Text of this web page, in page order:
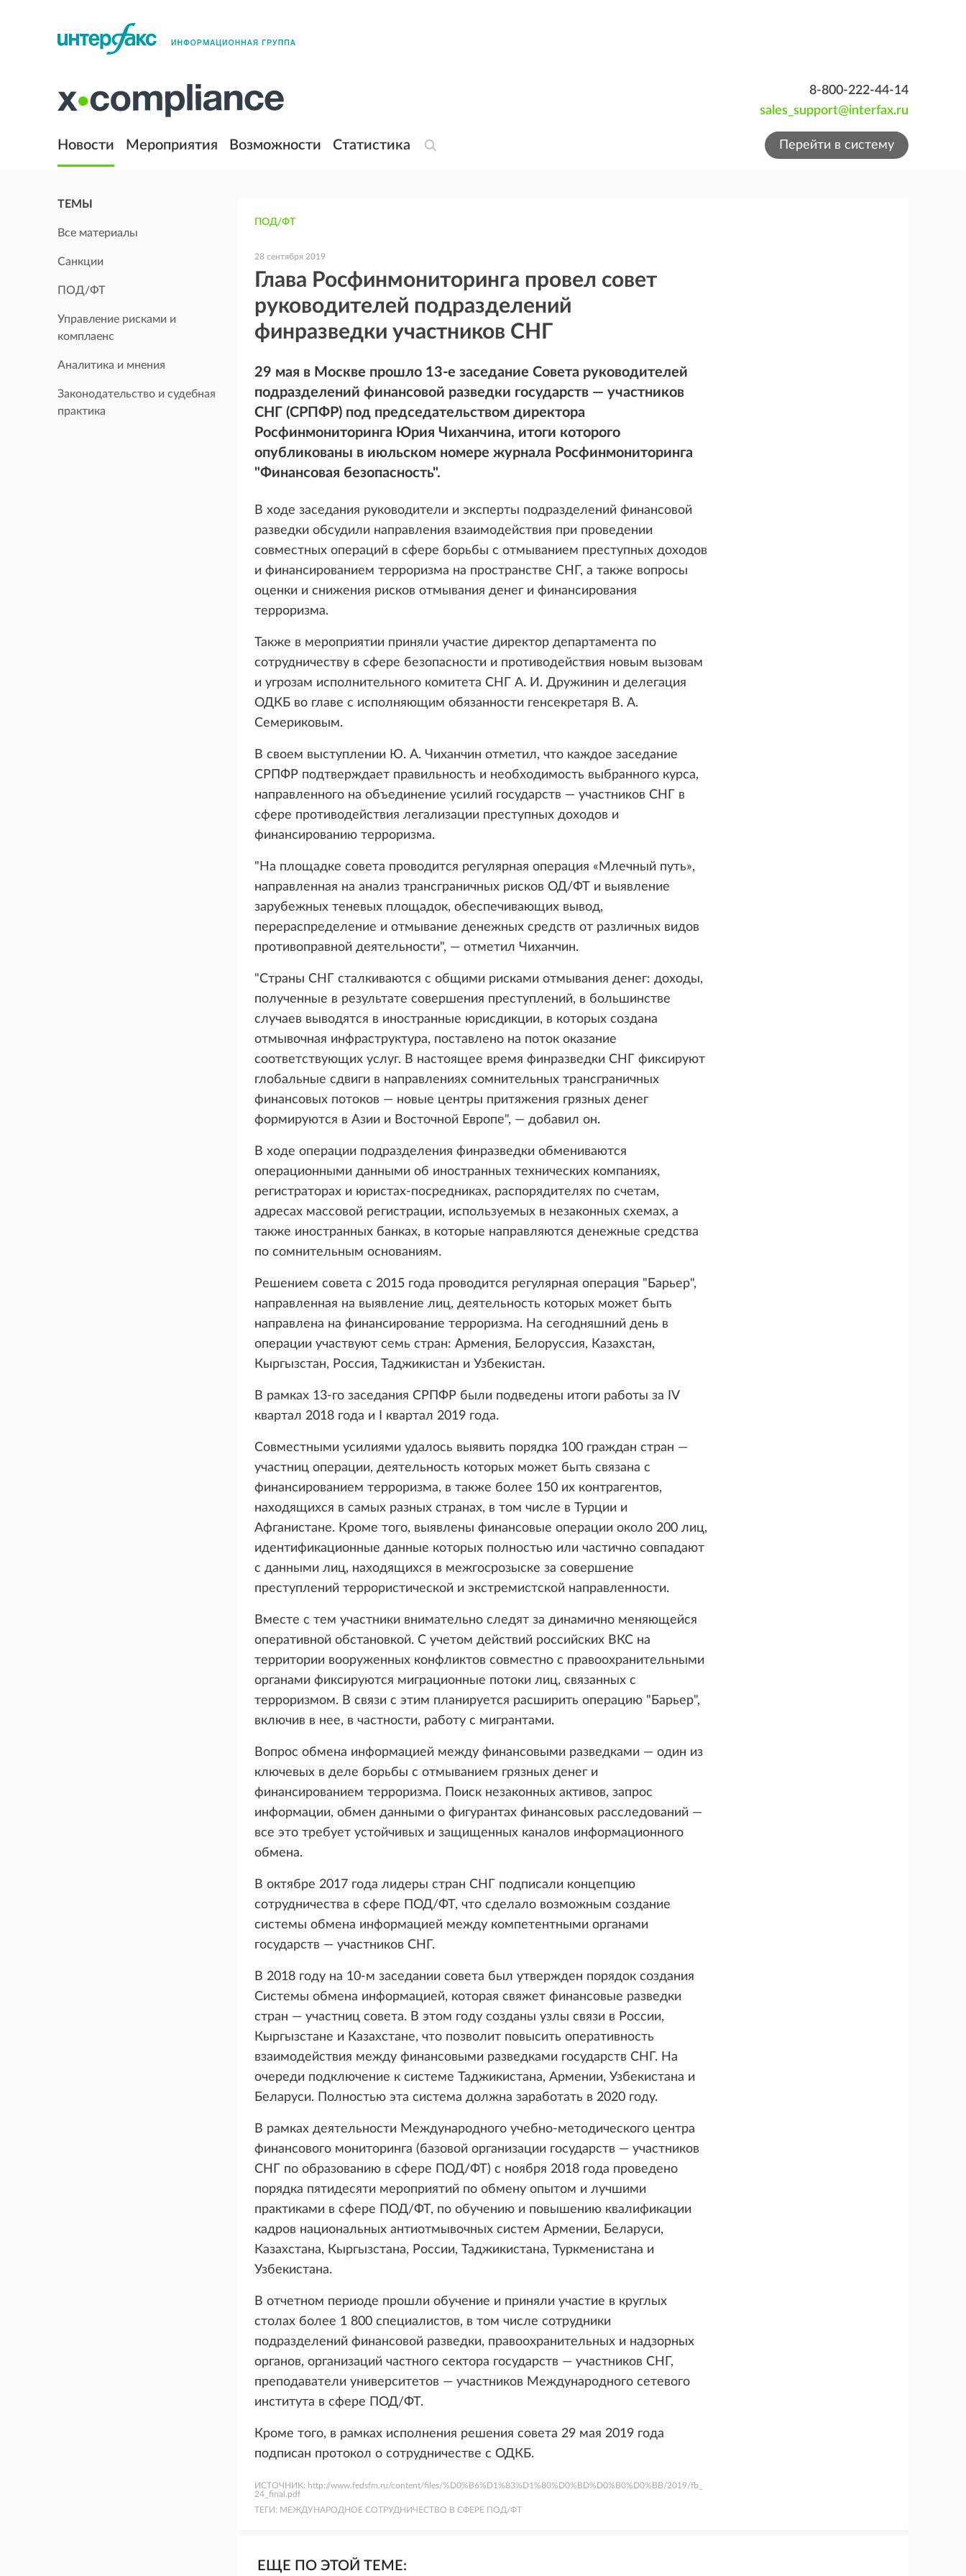
8-800-222-44-14
sales_support@interfax.ru
Новости Мероприятия Возможности Статистика Перейти в систему
ТЕМЫ
Все материалы
Санкции
ПОД/ФТ
Управление рисками и
комплаенс
Аналитика и мнения
Законодательство и судебная
практика
ПОД/ФТ
28 сентября 2019
Глава Росфинмониторинга провел совет
руководителей подразделений
финразведки участников СНГ
29 мая в Москве прошло 13-е заседание Совета руководителей
подразделений финансовой разведки государств — участников
СНГ (СРПФР) под председательством директора
Росфинмониторинга Юрия Чиханчина, итоги которого
опубликованы в июльском номере журнала Росфинмониторинга
"Финансовая безопасность".
В ходе заседания руководители и эксперты подразделений финансовой
разведки обсудили направления взаимодействия при проведении
совместных операций в сфере борьбы с отмыванием преступных доходов
и финансированием терроризма на пространстве СНГ, а также вопросы
оценки и снижения рисков отмывания денег и финансирования
терроризма.
Также в мероприятии приняли участие директор департамента по
сотрудничеству в сфере безопасности и противодействия новым вызовам
и угрозам исполнительного комитета СНГ А. И. Дружинин и делегация
ОДКБ во главе с исполняющим обязанности генсекретаря В. А.
Семериковым.
В своем выступлении Ю. А. Чиханчин отметил, что каждое заседание
СРПФР подтверждает правильность и необходимость выбранного курса,
направленного на объединение усилий государств — участников СНГ в
сфере противодействия легализации преступных доходов и
финансированию терроризма.
"На площадке совета проводится регулярная операция «Млечный путь»,
направленная на анализ трансграничных рисков ОД/ФТ и выявление
зарубежных теневых площадок, обеспечивающих вывод,
перераспределение и отмывание денежных средств от различных видов
противоправной деятельности", — отметил Чиханчин.
"Страны СНГ сталкиваются с общими рисками отмывания денег: доходы,
полученные в результате совершения преступлений, в большинстве
случаев выводятся в иностранные юрисдикции, в которых создана
отмывочная инфраструктура, поставлено на поток оказание
соответствующих услуг. В настоящее время финразведки СНГ фиксируют
глобальные сдвиги в направлениях сомнительных трансграничных
финансовых потоков — новые центры притяжения грязных денег
формируются в Азии и Восточной Европе", — добавил он.
В ходе операции подразделения финразведки обмениваются
операционными данными об иностранных технических компаниях,
регистраторах и юристах-посредниках, распорядителях по счетам,
адресах массовой регистрации, используемых в незаконных схемах, а
также иностранных банках, в которые направляются денежные средства
по сомнительным основаниям.
Решением совета с 2015 года проводится регулярная операция "Барьер",
направленная на выявление лиц, деятельность которых может быть
направлена на финансирование терроризма. На сегодняшний день в
операции участвуют семь стран: Армения, Белоруссия, Казахстан,
Кыргызстан, Россия, Таджикистан и Узбекистан.
В рамках 13-го заседания СРПФР были подведены итоги работы за IV
квартал 2018 года и I квартал 2019 года.
Совместными усилиями удалось выявить порядка 100 граждан стран —
участниц операции, деятельность которых может быть связана с
финансированием терроризма, в также более 150 их контрагентов,
находящихся в самых разных странах, в том числе в Турции и
Афганистане. Кроме того, выявлены финансовые операции около 200 лиц,
идентификационные данные которых полностью или частично совпадают
с данными лиц, находящихся в межгосрозыске за совершение
преступлений террористической и экстремистской направленности.
Вместе с тем участники внимательно следят за динамично меняющейся
оперативной обстановкой. С учетом действий российских ВКС на
территории вооруженных конфликтов совместно с правоохранительными
органами фиксируются миграционные потоки лиц, связанных с
терроризмом. В связи с этим планируется расширить операцию "Барьер",
включив в нее, в частности, работу с мигрантами.
Вопрос обмена информацией между финансовыми разведками — один из
ключевых в деле борьбы с отмыванием грязных денег и
финансированием терроризма. Поиск незаконных активов, запрос
информации, обмен данными о фигурантах финансовых расследований —
все это требует устойчивых и защищенных каналов информационного
обмена.
В октябре 2017 года лидеры стран СНГ подписали концепцию
сотрудничества в сфере ПОД/ФТ, что сделало возможным создание
системы обмена информацией между компетентными органами
государств — участников СНГ.
В 2018 году на 10-м заседании совета был утвержден порядок создания
Системы обмена информацией, которая свяжет финансовые разведки
стран — участниц совета. В этом году созданы узлы связи в России,
Кыргызстане и Казахстане, что позволит повысить оперативность
взаимодействия между финансовыми разведками государств СНГ. На
очереди подключение к системе Таджикистана, Армении, Узбекистана и
Беларуси. Полностью эта система должна заработать в 2020 году.
В рамках деятельности Международного учебно-методического центра
финансового мониторинга (базовой организации государств — участников
СНГ по образованию в сфере ПОД/ФТ) с ноября 2018 года проведено
порядка пятидесяти мероприятий по обмену опытом и лучшими
практиками в сфере ПОД/ФТ, по обучению и повышению квалификации
кадров национальных антиотмывочных систем Армении, Беларуси,
Казахстана, Кыргызстана, России, Таджикистана, Туркменистана и
Узбекистана.
В отчетном периоде прошли обучение и приняли участие в круглых
столах более 1 800 специалистов, в том числе сотрудники
подразделений финансовой разведки, правоохранительных и надзорных
органов, организаций частного сектора государств — участников СНГ,
преподаватели университетов — участников Международного сетевого
института в сфере ПОД/ФТ.
Кроме того, в рамках исполнения решения совета 29 мая 2019 года
подписан протокол о сотрудничестве с ОДКБ.
ИСТОЧНИК: http://www.fedsfm.ru/content/files/%D0%B6%D1%83%D1%80%D0%BD%D0%B0%D0%BB/2019/fb_
24_final.pdf
ТЕГИ: МЕЖДУНАРОДНОЕ СОТРУДНИЧЕСТВО В СФЕРЕ ПОД/ФТ
ЕЩЕ ПО ЭТОЙ ТЕМЕ: